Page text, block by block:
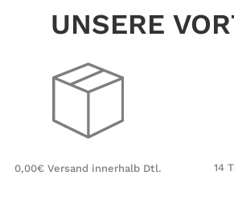
UNSERE
0,00€ Versand innerhalb Dtl. 14